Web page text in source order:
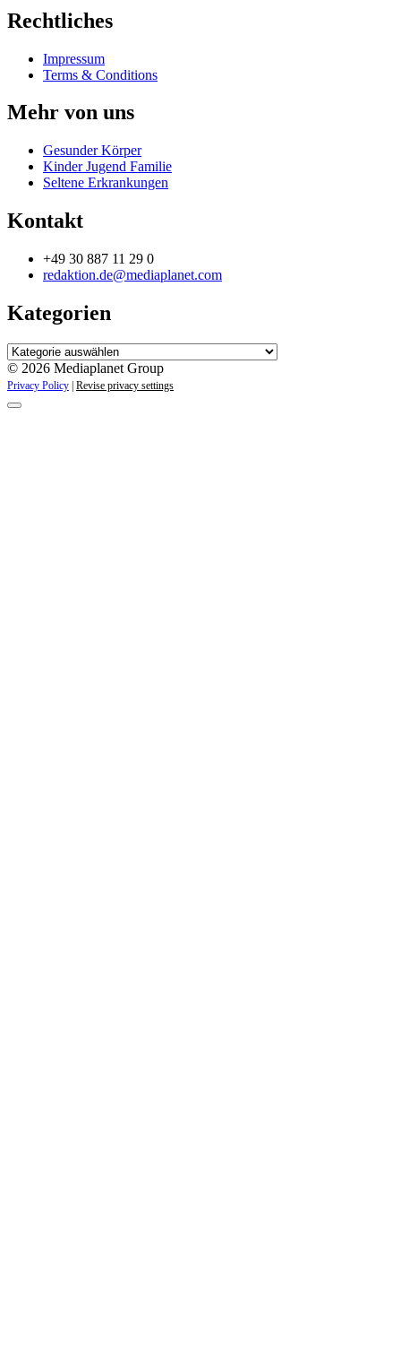
Rechtliches
Impressum
Terms & Conditions
Mehr von uns
Gesunder Körper
Kinder Jugend Familie
Seltene Erkrankungen
Kontakt
+49 30 887 11 29 0
redaktion.de@mediaplanet.com
Kategorien
Kategorien
© 2026 Mediaplanet Group
Privacy Policy Revise privacy settings